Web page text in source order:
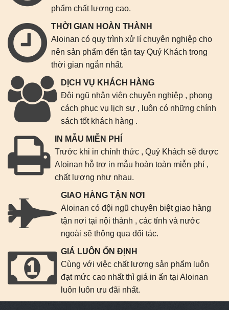
phẩm chất lượng cao.
THỜI GIAN HOÀN THÀNH
Aloinan có quy trình xử lí chuyên nghiệp cho
nên sản phẩm đến tận tay Quý Khách trong
thời gian ngắn nhất.
DỊCH VỤ KHÁCH HÀNG
Đội ngũ nhân viên chuyên nghiệp , phong
cách phục vụ lịch sự , luôn có những chính
sách tốt khách hàng .
IN MẪU MIỄN PHÍ
Trước khi in chính thức , Quý Khách sẽ được
Aloinan hỗ trợ in mẫu hoàn toàn miễn phí ,
chất lượng như nhau.
GIAO HÀNG TẬN NƠI
Aloinan có đội ngũ chuyên biệt giao hàng
tận nơi tại nội thành , các tỉnh và nước
ngoài sẽ thông qua đối tác.
GIÁ LUÔN ỔN ĐỊNH
Cùng với việc chất lượng sản phẩm luôn
đạt mức cao nhất thì giá in ấn tại Aloinan
luôn luôn ưu đãi nhất.